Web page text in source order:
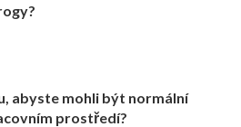
abyste mohli být normální
prostředí?